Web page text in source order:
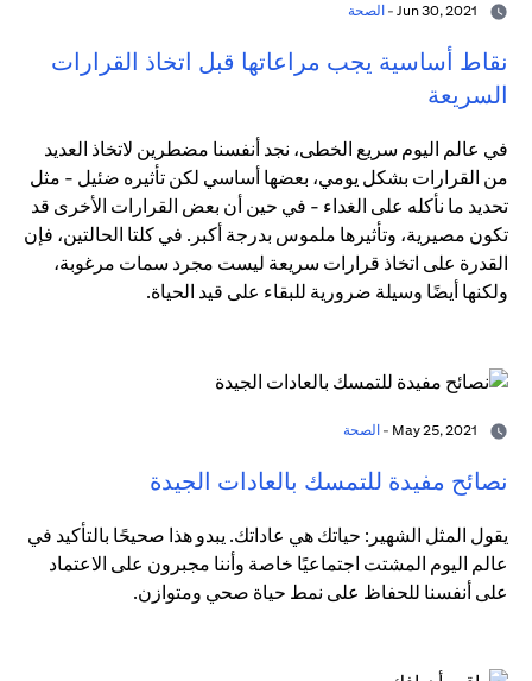
الصحة
نقاط أساسية يجب مراعاتها قبل اتخاذ القرارات
السريعة
في عالم اليوم سريع الخطى، نجد أنفسنا مضطرين لاتخاذ العديد
من القرارات بشكل يومي، بعضها أساسي لكن تأثيره ضئيل - مثل
تحديد ما نأكله على الغداء - في حين أن بعض القرارات الأخرى قد
تكون مصيرية، وتأثيرها ملموس بدرجة أكبر. في كلتا الحالتين، فإن
القدرة على اتخاذ قرارات سريعة ليست مجرد سمات مرغوبة،
ولكنها أيضًا وسيلة ضرورية للبقاء على قيد الحياة.
الصحة
نصائح مفيدة للتمسك بالعادات الجيدة
يقول المثل الشهير: حياتك هي عاداتك. يبدو هذا صحيحًا بالتأكيد في
عالم اليوم المشتت اجتماعيًا خاصة وأننا مجبرون على الاعتماد
على أنفسنا للحفاظ على نمط حياة صحي ومتوازن.